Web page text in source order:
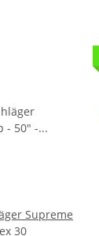
Supreme
30